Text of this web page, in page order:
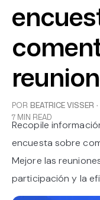
POR BEATRICE VISSER ·
7 MIN READ
Recopile
encuesta sobre
Mejore las
participación y la